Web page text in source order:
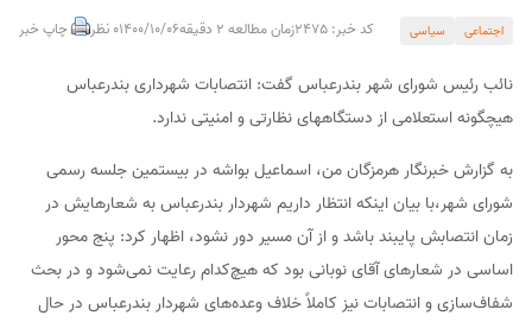
اجتماعی سیاسی کد خبر: 2475 زمان مطالعه 2 دقیقه 1400/10/060 نظر چاپ خبر
نائب رئیس شورای شهر بندرعباس گفت: انتصابات شهرداری بندرعباس
هیچگونه استعلامی از دستگاههای نظارتی و امنیتی ندارد.
به گزارش خبرنگار هرمزگان من، اسماعیل بواشه در بیستمین جلسه رسمی
شورای شهر،با بیان اینکه انتظار داریم شهردار بندرعباس به شعارهایش در
زمان انتصابش پایبند باشد و از آن مسیر دور نشود، اظهار کرد: پنج محور
اساسی در شعارهای آقای نوبانی بود که هیچ‌کدام رعایت نمی‌شود و در بحث
شفاف‌سازی و انتصابات نیز کاملاً خلاف وعده‌های شهردار بندرعباس در حال